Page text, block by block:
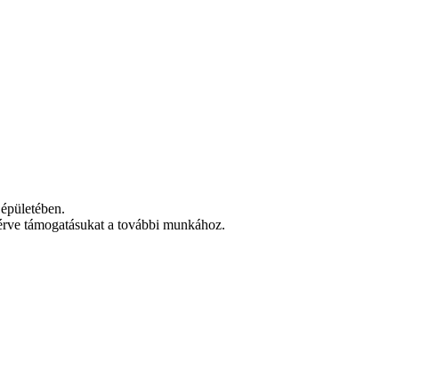
támogatásukat a további munkához.